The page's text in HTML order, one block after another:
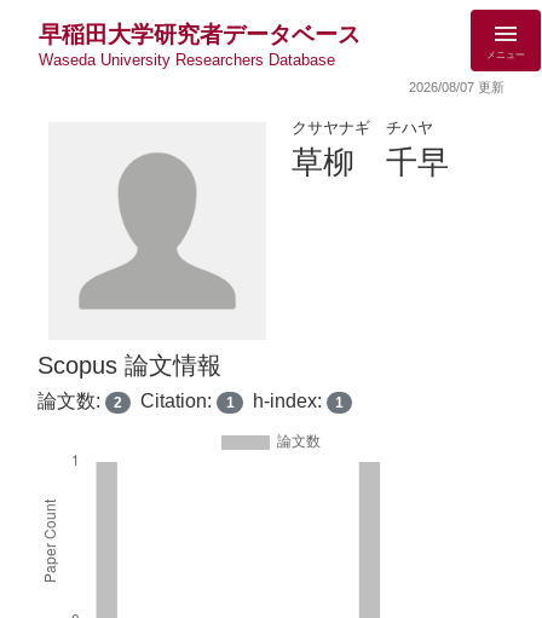
早稲田大学研究者データベース
Waseda University Researchers Database メニュー
2026/08/07 更新
クサヤナギ チハヤ
草柳 千早
Scopus 論文情報
論文数: 2 Citation: 1 h-index: 1